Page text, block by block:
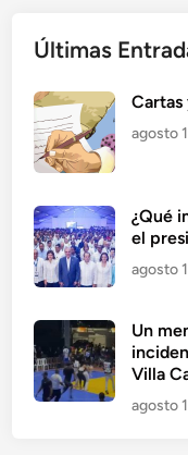
Últimas
Cartas
agosto
¿Qué
el
agosto
Un
Villa
agosto